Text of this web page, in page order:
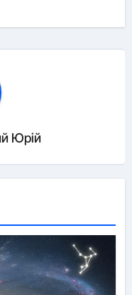
Юрій